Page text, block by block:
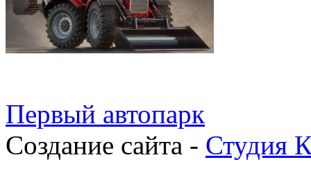
Первый автопарк
Создание сайта - Студия